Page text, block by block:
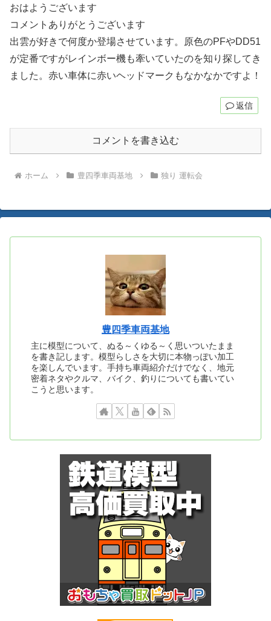
おはようございます
コメントありがとうございます
出雲が好きで何度か登場させています。原色のPFやDD51
が定番ですがレインボー機も牽いていたのを知り探してき
ました。赤い車体に赤いヘッドマークもなかなかですよ！
返信
コメントを書き込む
ホーム 豊四季車両基地 独り 運転会
豊四季車両基地
主に模型について、ぬる～くゆる～く思いついたまま
を書き記します。模型らしさを大切に本物っぽい加工
を楽しんでいます。手持ち車両紹介だけでなく、地元
密着ネタやクルマ、バイク、釣りについても書いてい
こうと思います。